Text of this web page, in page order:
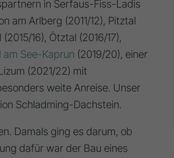
in Serfaus-Fiss-Ladis
am Arlberg (2011/12), Pitztal
16), Ötztal (2016/17),
am See-Kaprun (2019/20), einer
(2021/22) mit
weite Anreise. Unser
Schladming-Dachstein.
Damals ging es darum, ob
dafür war der Bau eines